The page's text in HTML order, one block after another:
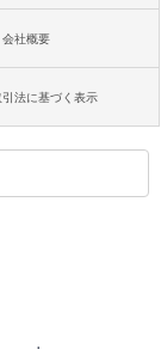
会社概要
法に基づく表示